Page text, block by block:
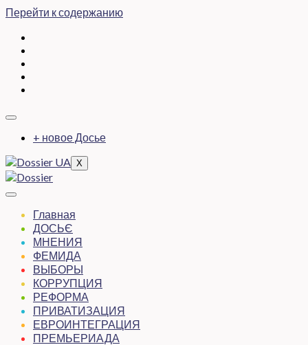
Перейти к содержанию
+ новое Досье
X
Главная
ДОСЬЄ
МНЕНИЯ
ФЕМИДА
ВЫБОРЫ
КОРРУПЦИЯ
РЕФОРМА
ПРИВАТИЗАЦИЯ
ЕВРОИНТЕГРАЦИЯ
ПРЕМЬЕРИАДА